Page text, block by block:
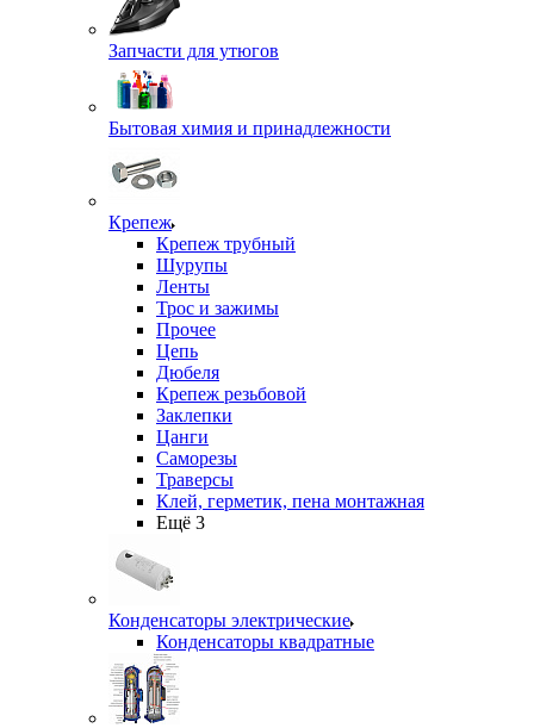
Запчасти для утюгов
Бытовая химия и принадлежности
Крепеж
Крепеж трубный
Шурупы
Ленты
Трос и зажимы
Прочее
Цепь
Дюбеля
Крепеж резьбовой
Заклепки
Цанги
Саморезы
Траверсы
Клей, герметик, пена монтажная
Ещё 3
Конденсаторы электрические
Конденсаторы квадратные